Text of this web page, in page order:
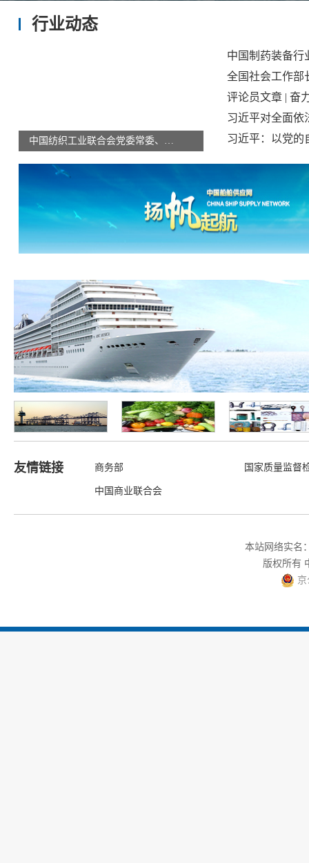
行业动态
中国纺织工业联合会党委常委、副会长端小平接受纪律审查和监察调查
全国社会工作部
习近平对全面依
习近平：以党的
友情链接 商务部 国家质量监督
中国商业联合会
本站网络实名
版权所有
京